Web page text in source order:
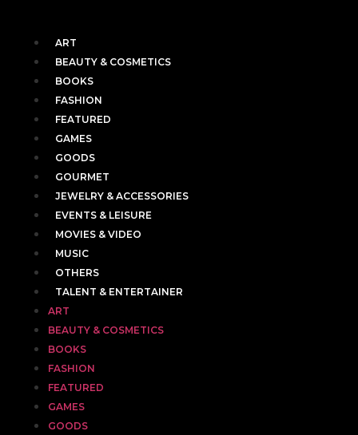
ART
BEAUTY & COSMETICS
BOOKS
FASHION
FEATURED
GAMES
GOODS
GOURMET
JEWELRY & ACCESSORIES
EVENTS & LEISURE
MOVIES & VIDEO
MUSIC
OTHERS
TALENT & ENTERTAINER
ART
BEAUTY & COSMETICS
BOOKS
FASHION
FEATURED
GAMES
GOODS